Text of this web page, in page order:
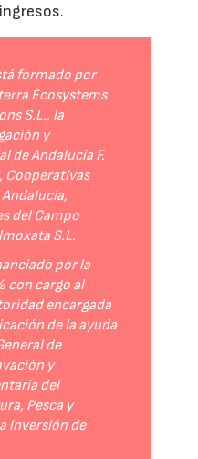
formado por
Ecosystems
S.L., la
y
de Andalucía F.
Cooperativas
del Campo
S.L.
por la
con cargo al
encargada
de la ayuda
de
y
del
Pesca y
inversión de